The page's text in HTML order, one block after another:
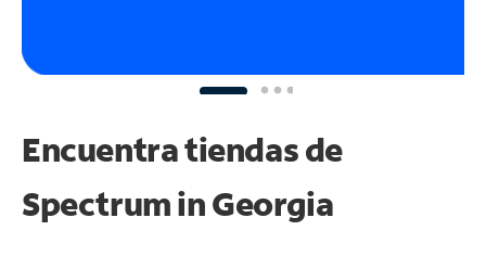
Encuentra tiendas de
Spectrumin Georgia